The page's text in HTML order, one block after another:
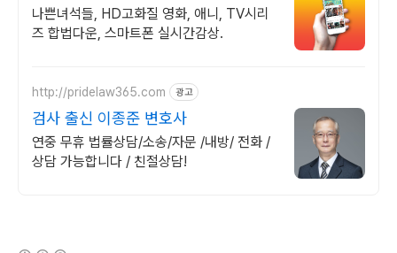
나쁜녀석들, HD고화질 영화, 애니, TV시리
즈 합법다운, 스마트폰 실시간감상.
http://pridelaw365.com 광고
검사 출신 이종준 변호사
연중 무휴 법률상담/소송/자문 /내방/ 전화 /
상담 가능합니다 / 친절상담!